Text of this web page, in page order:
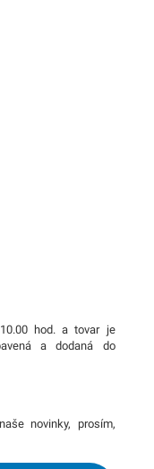
hod. a tovar je
a dodaná do
novinky, prosím,